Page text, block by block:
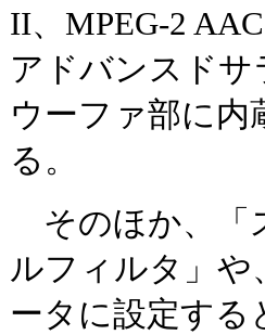
II、MPEG-2
アドバンスド
ウーファ部に内
る。
そのほか、「
ルフィルタ」や
ータに設定す